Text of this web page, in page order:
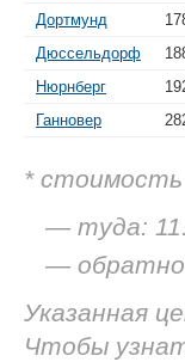
Дортмунд
Дюссельдорф
Нюрнберг
Ганновер
*
— туда:
—
Указанная
Чтобы